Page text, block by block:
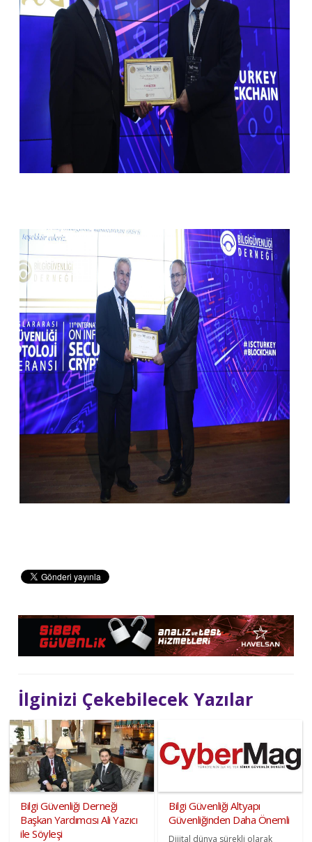
İlginizi Çekebilecek Yazılar
Bilgi Güvenliği Derneği
Başkan Yardımcısı Ali Yazıcı
ile Söyleşi
Bilgi Güvenliği Altyapı
Güvenliğinden Daha Önemli
Dijital dünya sürekli olarak